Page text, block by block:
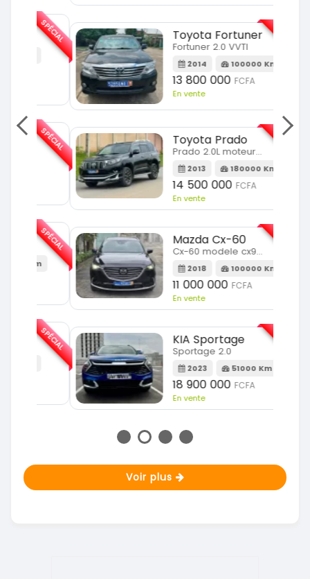
SPÉCIAL
Toyota Fortuner
Fortuner 2.0 VVTI
2014 100000 Km
13 800 000FCFA
En vente
SPÉCIAL
Toyota Prado
Prado 2.0L moteur d4d
2013 180000 Km
14 500 000FCFA
En vente
SPÉCIAL
Mazda Cx-60
Cx-60 modele cx9 full option
2018 100000 Km
11 000 000FCFA
En vente
SPÉCIAL
KIA Sportage
Sportage 2.0
2023 51000 Km
18 900 000FCFA
En vente
SPÉCIAL
Voir plus